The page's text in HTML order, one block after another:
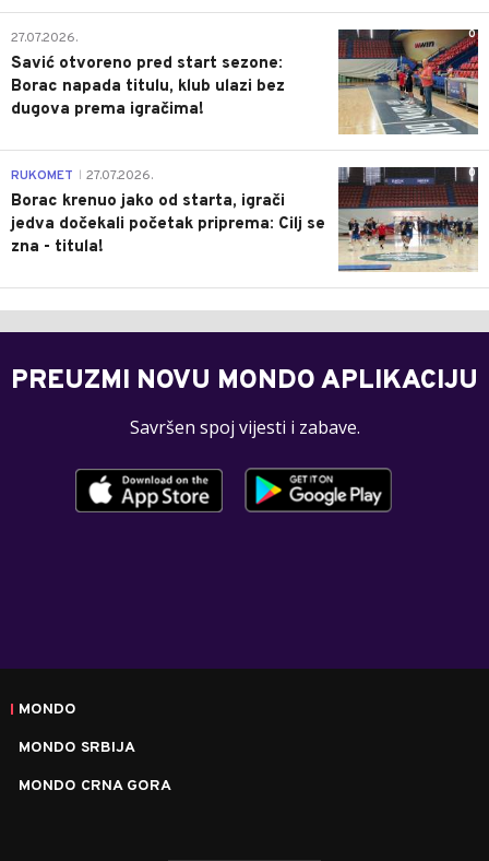
0
27.07.2026.
Savić otvoreno pred start sezone:
Borac napada titulu, klub ulazi bez
dugova prema igračima!
0
RUKOMET 27.07.2026.
Borac krenuo jako od starta, igrači
jedva dočekali početak priprema: Cilj se
zna - titula!
PREUZMI NOVU MONDO APLIKACIJU
Savršen spoj vijesti i zabave.
MONDO
MONDO SRBIJA
MONDO CRNA GORA